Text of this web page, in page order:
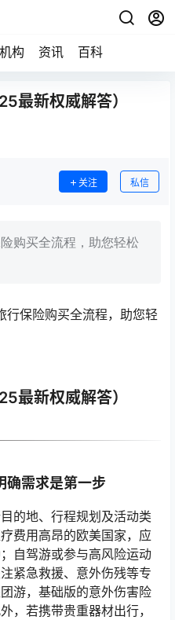
机构 资讯 百科
最新权威解答）
关注 私信
购买全流程，助您轻松
保险购买全流程，助您轻
最新权威解答）
确需求是第一步
的地、行程规划及活动类
费用高昂的欧美国家，应
自驾游或参与高风险运动
紧急救援、意外伤残等专
游，基础版的意外伤害险
，若携带贵重器材出行，